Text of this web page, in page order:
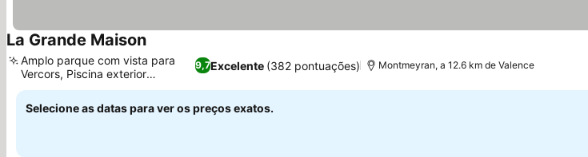
La Grande Maison
9,7Excelente (382 pontuações)
Amplo parque com vista para
Vercors, Piscina exterior
aquecida
Montmeyran, a 12.6 km de Valence
Selecione as datas para ver os preços exatos.